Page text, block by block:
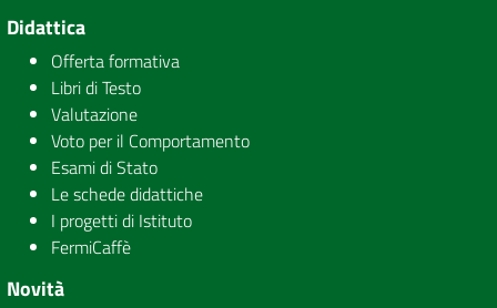
Didattica
Offerta formativa
Libri di Testo
Valutazione
Voto per il Comportamento
Esami di Stato
Le schede didattiche
I progetti di Istituto
FermiCaffè
Novità